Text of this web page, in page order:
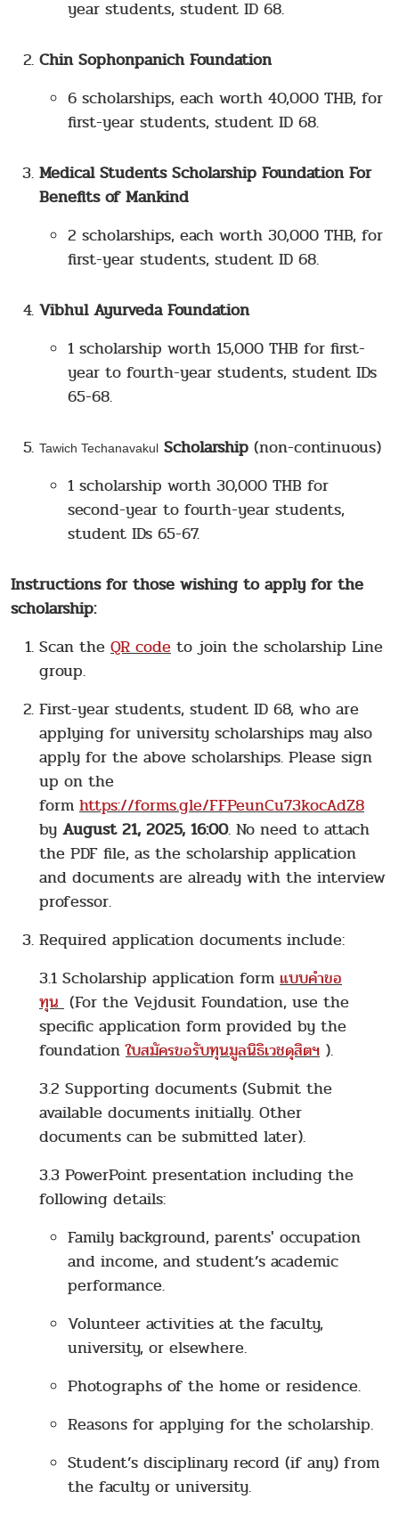
year students, student ID 68.
Chin Sophonpanich Foundation
6 scholarships, each worth 40,000 THB, for
first-year students, student ID 68.
Medical Students Scholarship Foundation For
Benefits of Mankind
2 scholarships, each worth 30,000 THB, for
first-year students, student ID 68.
Vibhul Ayurveda Foundation
1 scholarship worth 15,000 THB for first-
year to fourth-year students, student IDs
65-68.
Tawich Techanavakul Scholarship (non-continuous)
1 scholarship worth 30,000 THB for
second-year to fourth-year students,
student IDs 65-67.
Instructions for those wishing to apply for the
scholarship:
Scan the QR code to join the scholarship Line
group.
First-year students, student ID 68, who are
applying for university scholarships may also
apply for the above scholarships. Please sign
up on the
form https://forms.gle/FFPeunCu73kocAdZ8
by August 21, 2025, 16:00. No need to attach
the PDF file, as the scholarship application
and documents are already with the interview
professor.
Required application documents include:
3.1 Scholarship application form แบบคำขอ
ทุน (For the Vejdusit Foundation, use the
specific application form provided by the
foundationใบสมัครขอรับทุนมูลนิธิเวชดุสิตฯ ).
3.2 Supporting documents (Submit the
available documents initially. Other
documents can be submitted later).
3.3 PowerPoint presentation including the
following details:
Family background, parents' occupation
and income, and student’s academic
performance.
Volunteer activities at the faculty,
university, or elsewhere.
Photographs of the home or residence.
Reasons for applying for the scholarship.
Student’s disciplinary record (if any) from
the faculty or university.